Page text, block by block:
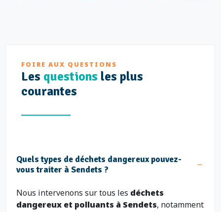
FOIRE AUX QUESTIONS
Les questions les plus
courantes
Quels types de déchets dangereux pouvez-
vous traiter à Sendets ?
Nous intervenons sur tous les déchets
dangereux et polluants à Sendets, notamment